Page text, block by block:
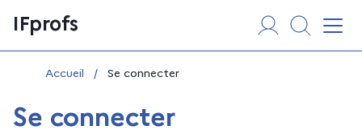
au
contenu
IFprofs
Vous êtes ici :
Accueil / Se connecter
Se connecter